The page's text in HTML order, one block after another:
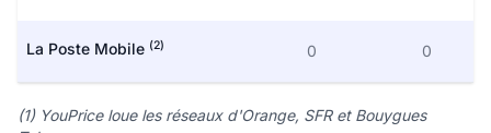
La Poste Mobile (2) 0 0
(1) YouPrice loue les réseaux d'Orange, SFR et Bouygues